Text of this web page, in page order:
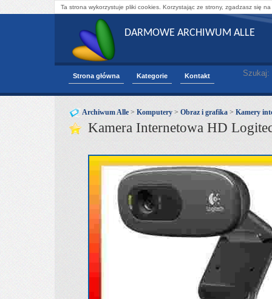
Ta strona wykorzystuje pliki cookies. Korzystając ze strony, zgadzasz się
DARMOWE ARCHIWUM ALLE
Strona główna Kategorie Kontakt Szukaj:
Archiwum Alle > Komputery > Obraz i grafika > Kamery
Kamera Internetowa HD